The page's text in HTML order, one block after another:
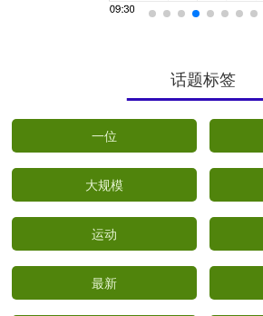
话题标签
一位
大规模
运动
最新